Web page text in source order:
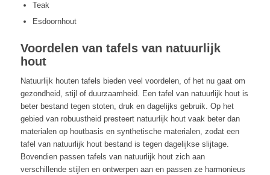
Teak
Esdoornhout
Voordelen van tafels van natuurlijk
hout
Natuurlijk houten tafels bieden veel voordelen, of het nu gaat om
gezondheid, stijl of duurzaamheid. Een tafel van natuurlijk hout is
beter bestand tegen stoten, druk en dagelijks gebruik. Op het
gebied van robuustheid presteert natuurlijk hout vaak beter dan
materialen op houtbasis en synthetische materialen, zodat een
tafel van natuurlijk hout bestand is tegen dagelijkse slijtage.
Bovendien passen tafels van natuurlijk hout zich aan
verschillende stijlen en ontwerpen aan en passen ze harmonieus